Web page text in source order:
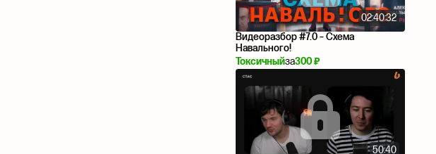
02:40:32
Видеоразбор #7.0 – Схема
Навального!
Токсичныйза300 ₽
50:40